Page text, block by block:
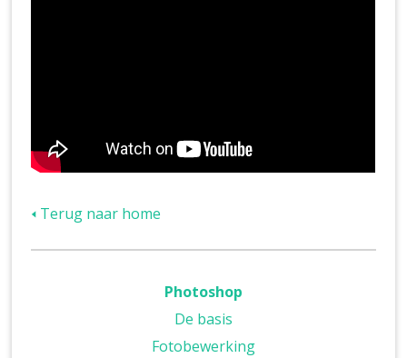
🢐 Terug naar home
Photoshop
De basis
Fotobewerking